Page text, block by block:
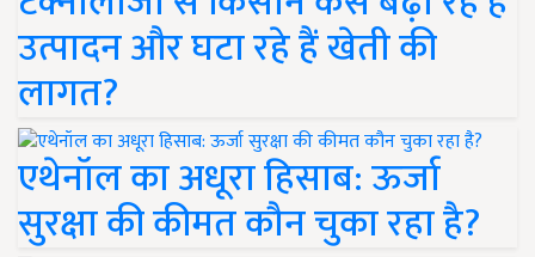
उत्पादन और घटा रहे हैं खेती की
लागत?
एथेनॉल का अधूरा हिसाब: ऊर्जा
सुरक्षा की कीमत कौन चुका रहा है?